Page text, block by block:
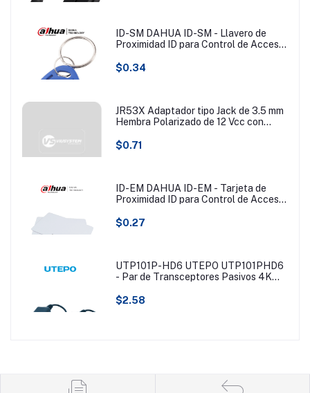
en alta resolución y largas distancias.
ID-SM DAHUA ID-SM - Llavero de
Proximidad ID para Control de Acceso/
$0.34
JR53X Adaptador tipo Jack de 3.5 mm
Hembra Polarizado de 12 Vcc con
$0.71
ID-EM DAHUA ID-EM - Tarjeta de
Proximidad ID para Control de Acceso/
$0.27
UTP101P-HD6 UTEPO UTP101PHD6
- Par de Transceptores Pasivos 4K
Empalmes Ordenados, 4K hasta 150m,
$2.58